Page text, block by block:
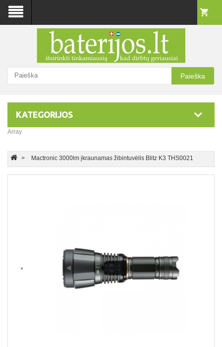
Paieška
KATEGORIJOS
Array
Mactronic 3000lm įkraunamas žibintuvėlis Blitz K3 THS0021